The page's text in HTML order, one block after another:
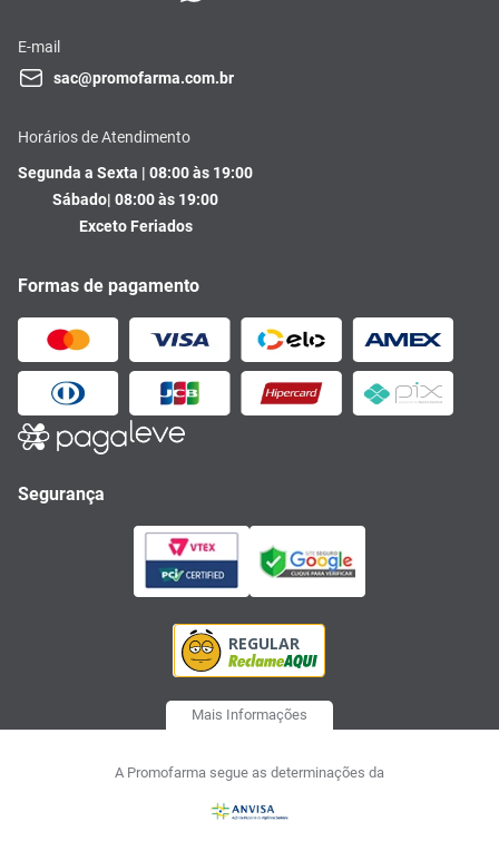
E-mail
sac@promofarma.com.br
Horários de Atendimento
Segunda a Sexta | 08:00 às 19:00
Sábado| 08:00 às 19:00
Exceto Feriados
Formas de pagamento
Segurança
Mais Informações
A Promofarma segue as determinações da